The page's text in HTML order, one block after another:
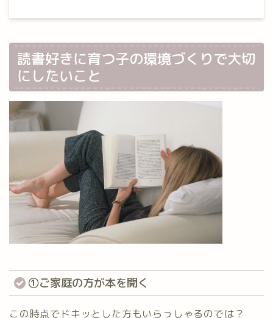
読書好きに育つ子の環境づくりで大切
にしたいこと
①ご家庭の方が本を開く
この時点でドキッとした方もいらっしゃるのでは？